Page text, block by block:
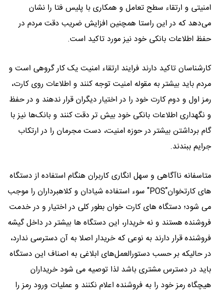
امنیتی و ارتقاء سطح تعامل و همکاری با پلیس فتا را نشان
می‌دهد که در این راستا همچنین افزایش ضریب دقت مردم در
حفظ اطلاعات بانکی خود نیز مورد تاکید است.
کارشناسان تاکید دارند فرایند ارتقاء امنیت یک کار گروهی است و
مردم باید بیشتر به مقوله امنیت توجه کنند و اطلاعات روی کارت،
رمز اول و دوم کارت خود را در اختیار دیگران قرار ندهند و در حفظ
و نگهداری اطلاعات بانکی خود بیش تر دقت کنند و بانک‌ها نیز با
گام برداشتن بیشتر در حوزه امنیت، دست مجرمان را در ارتکاب
جرایم ببندند.
متاسفانه ناآگاهی و سهل انگاری کاربران هنگام استفاده از دستگاه
های کارتخوان"POS" سوء استفاده شیادان و کلاهبرداران را موجب
می شود؛ دستگاه های کارت خوان بطور کلی در اختیار و در خدمت
فروشنده هستند و نه خریدار، این دستگاه ها بیشتر در داخل گیشه
فروشنده قرار دارند به نوعی که خریدار اصلا به آن دسترسی ندارد،
در حالیکه بر حسب دستورالعمل‌های ابلاغی به اصناف این دستگاه
باید در دسترس مشتری باشد لذا توصیه می شود خریداران
هیچگاه رمز خود را به فروشنده اعلام نکنند و عملیات ورود رمز را